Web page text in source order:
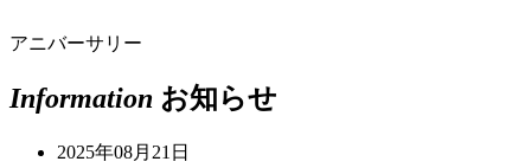
アニバーサリー
Information お知らせ
2025年08月21日